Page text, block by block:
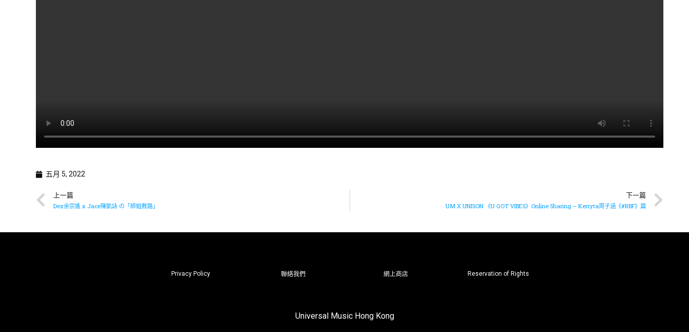
五月 5, 2022
上一篇
Dez余宗遙 x Jace陳凱詠 の「師姐教路」
下一篇
UM X UNISON 《U GOT VIBES》Online Sharing – Kerryta周子涵《#RBF》篇
Privacy Policy 聯絡我們 網上商店 Reservation of Rights
Universal Music Hong Kong